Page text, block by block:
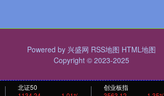
北证50
创业板指
Powered by 兴盛网 RSS地图 HTML地图
Copyright © 2023-2025